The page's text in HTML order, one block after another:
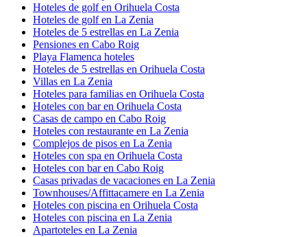
Hoteles de golf en Orihuela Costa
Hoteles de golf en La Zenia
Hoteles de 5 estrellas en La Zenia
Pensiones en Cabo Roig
Playa Flamenca hoteles
Hoteles de 5 estrellas en Orihuela Costa
Villas en La Zenia
Hoteles para familias en Orihuela Costa
Hoteles con bar en Orihuela Costa
Casas de campo en Cabo Roig
Hoteles con restaurante en La Zenia
Complejos de pisos en La Zenia
Hoteles con spa en Orihuela Costa
Hoteles con bar en Cabo Roig
Casas privadas de vacaciones en La Zenia
Townhouses/Affittacamere en La Zenia
Hoteles con piscina en Orihuela Costa
Hoteles con piscina en La Zenia
Apartoteles en La Zenia